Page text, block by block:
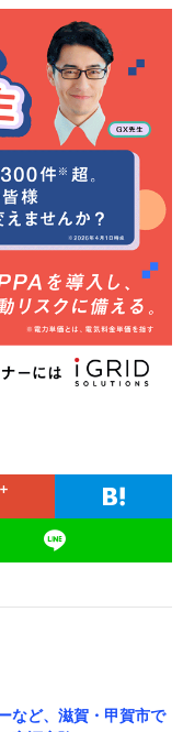
など、滋賀・甲賀市で